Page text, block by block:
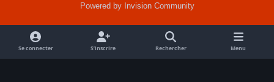
o
k
Powered by Invision Community
Se connecter S’inscrire Rechercher Menu